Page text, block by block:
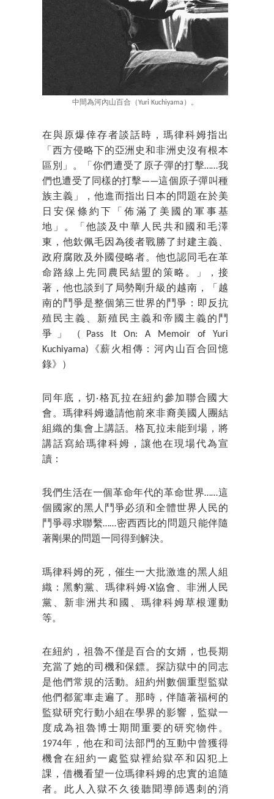
中間為河內山百合（Yuri Kuchiyama）。
在與原爆倖存者談話時，瑪律科姆指出
「西方侵略下的亞洲史和非洲史沒有根本
區別」。「你們遭受了原子彈的打擊……我
們也遭受了同樣的打擊——這個原子彈叫種
族主義」，他進而指出日本的問題在於美
日安保條約下「佈滿了美國的軍事基
地」。「他談及中華人民共和國和毛澤
東，他欽佩毛因為後者戰勝了封建主義、
政府腐敗及外國侵略者。他也認同毛在革
命路線上先同農民結盟的策略。」，接
著，他也談到了局勢剛升級的越南，「越
南的鬥爭是整個第三世界的鬥爭：即反抗
殖民主義、新殖民主義和帝國主義的鬥
爭」（Pass It On: A Memoir of Yuri
Kuchiyama)《薪火相傳：河內山百合回憶
錄》）
同年底，切·格瓦拉在紐約參加聯合國大
會。瑪律科姆邀請他前來非裔美國人團結
組織的集會上講話。格瓦拉未能到場，將
講話寫給瑪律科姆，讓他在現場代為宣
讀：
我們生活在一個革命年代的革命世界……這
個國家的黑人鬥爭必須和全體世界人民的
鬥爭尋求聯繫……密西西比的問題只能伴隨
著剛果的問題一同得到解決。
瑪律科姆的死，催生一大批激進的黑人組
織：黑豹黨、瑪律科姆·X協會、非洲人民
黨、新非洲共和國、瑪律科姆草根運動
等。
在紐約，祖魯不僅是百合的女婿，也長期
充當了她的司機和保鏢。探訪獄中的同志
是他們常規的活動。紐約州數個重型監獄
他們都駕車走遍了。那時，伴隨著福柯的
監獄研究行動小組在學界的影響，監獄一
度成為祖魯博士期間重要的研究物件。
1974年，他在和司法部門的互動中曾獲得
機會在紐約一處監獄裡給獄卒和囚犯上
課，借機看望一位瑪律科姆的忠實的追隨
者。此人入獄不久後聽聞導師遇刺的消